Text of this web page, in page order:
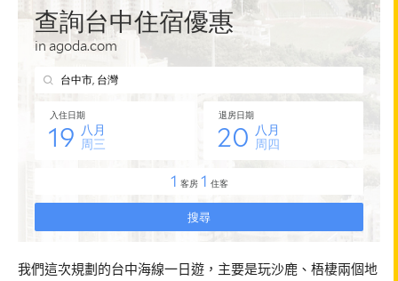
我們這次規劃的台中海線一日遊，主要是玩沙鹿、梧棲兩個地